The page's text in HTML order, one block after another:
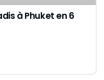
à Phuket en 6